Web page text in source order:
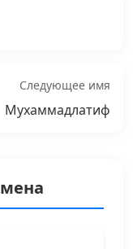
Следующее имя
Мухаммадлатиф